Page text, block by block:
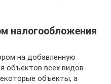
налогообложения
на добавленную
объектов всех видов
объекты, а